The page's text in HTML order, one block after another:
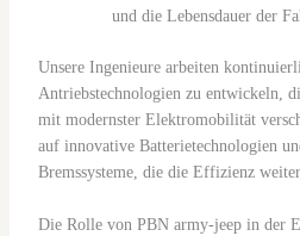
und die Lebensdauer der
Unsere Ingenieure arbeiten
Antriebstechnologien zu entwickeln,
mit modernster Elektromobilität
auf innovative Batterietechnologien
Bremssysteme, die die Effizienz weiter
Die Rolle von PBN army-jeep in der